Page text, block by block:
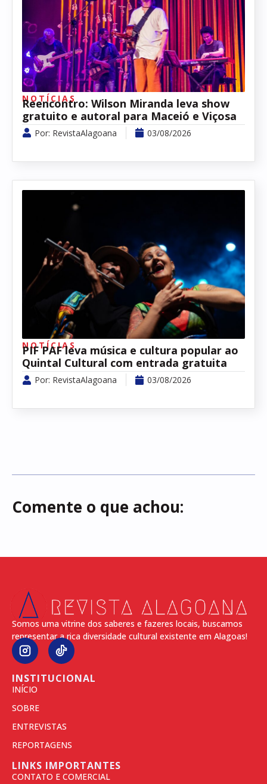
NOTÍCIAS
Reencontro: Wilson Miranda leva show
gratuito e autoral para Maceió e Viçosa
Por: RevistaAlagoana 03/08/2026
NOTÍCIAS
PIF PAF leva música e cultura popular ao
Quintal Cultural com entrada gratuita
Por: RevistaAlagoana 03/08/2026
Comente o que achou:
Somos uma vitrine dos saberes e fazeres locais, buscamos
representar a rica diversidade cultural existente em Alagoas!
INSTITUCIONAL
INÍCIO
SOBRE
ENTREVISTAS
REPORTAGENS
LINKS IMPORTANTES
CONTATO E COMERCIAL